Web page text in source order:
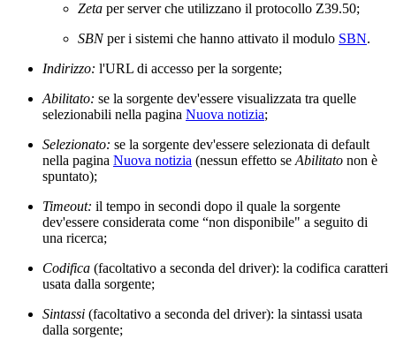
Zeta per server che utilizzano il protocollo Z39.50;
SBNper i sistemi che hanno attivato il modulo SBN.
Indirizzo: l'URL di accesso per la sorgente;
Abilitato: se la sorgente dev'essere visualizzata tra quelle
selezionabili nella pagina Nuova notizia;
Selezionato: se la sorgente dev'essere selezionata di default
nella pagina Nuova notizia (nessun effetto se Abilitato non è
spuntato);
Timeout: il tempo in secondi dopo il quale la sorgente
dev'essere considerata come “non disponibile" a seguito di
una ricerca;
Codifica (facoltativo a seconda del driver): la codifica caratteri
usata dalla sorgente;
Sintassi (facoltativo a seconda del driver): la sintassi usata
dalla sorgente;